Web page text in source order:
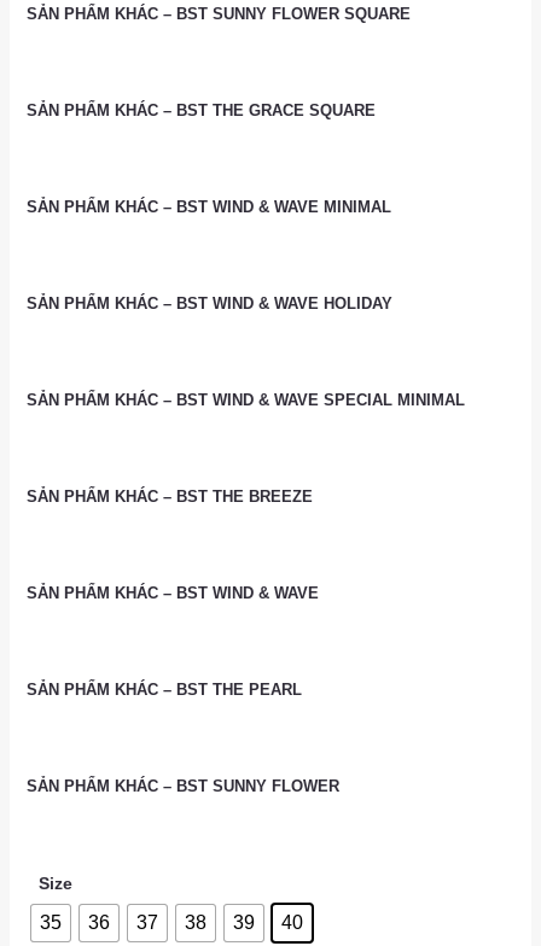
SẢN PHẨM KHÁC – BST SUNNY FLOWER SQUARE
SẢN PHẨM KHÁC – BST THE GRACE SQUARE
SẢN PHẨM KHÁC – BST WIND & WAVE MINIMAL
SẢN PHẨM KHÁC – BST WIND & WAVE HOLIDAY
SẢN PHẨM KHÁC – BST WIND & WAVE SPECIAL MINIMAL
SẢN PHẨM KHÁC – BST THE BREEZE
SẢN PHẨM KHÁC – BST WIND & WAVE
SẢN PHẨM KHÁC – BST THE PEARL
SẢN PHẨM KHÁC – BST SUNNY FLOWER
Size
35 36 37 38 39 40